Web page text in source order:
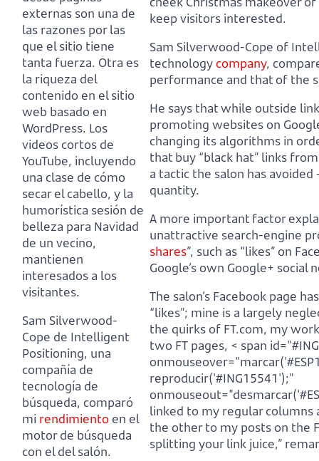
externas son una de
las razones por las
que el sitio tiene
tanta fuerza. Otra es
la riqueza del
contenido en el sitio
web basado en
WordPress. Los
videos cortos de
YouTube, incluyendo
una clase de cómo
secar el cabello, y la
humorística sesión de
belleza para Navidad
de un vecino,
mantienen
interesados a los
visitantes.
Sam Silverwood-
Cope de Intelligent
Positioning, una
compañía de
tecnología de
búsqueda, comparó
mi rendimientoen el
motor de búsqueda
con el del salón.
keep visitors interested.
Sam Silverwood-Cope of
technologycompany,
performance and that of the
He says that while outside
promoting websites on
changing its algorithms in
that buy “black hat” links
a tactic the salon has
quantity.
A more important factor
unattractive search-engine
shares”, such as “likes” on
Google’s own Google+ social
The salon’s Facebook page
“likes”; mine is a largely
the quirks of FT.com, my
two FT pages, < span
reproducir('#ING15541');"
linked to my regular columns
the other to my posts on the
splitting your link juice,”